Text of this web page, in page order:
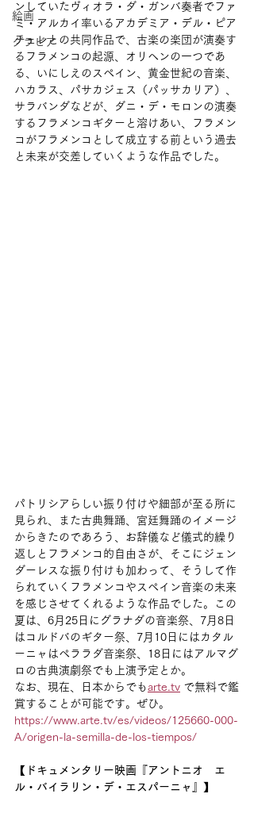
絵画
グラビア
ンしていたヴィオラ・ダ・ガンバ奏者でファ
ミ・アルカイ率いるアカデミア・デル・ピア
チェレとの共同作品で、古楽の楽団が演奏す
るフラメンコの起源、オリヘンの一つであ
る、いにしえのスペイン、黄金世紀の音楽、
ハカラス、パサカジェス（パッサカリア）、
サラバンダなどが、ダニ・デ・モロンの演奏
するフラメンコギターと溶けあい、フラメン
コがフラメンコとして成立する前という過去
と未来が交差していくような作品でした。
パトリシアらしい振り付けや細部が至る所に
見られ、また古典舞踊、宮廷舞踊のイメージ
からきたのであろう、お辞儀など儀式的繰り
返しとフラメンコ的自由さが、そこにジェン
ダーレスな振り付けも加わって、そうして作
られていくフラメンコやスペイン音楽の未来
を感じさせてくれるような作品でした。この
夏は、6月25日にグラナダの音楽祭、7月8日
はコルドバのギター祭、7月10日にはカタル
ーニャはペララダ音楽祭、18日にはアルマグ
ロの古典演劇祭でも上演予定とか。
なお、現在、日本からでもarte.tv で無料で鑑
賞することが可能です。ぜひ。
https://www.arte.tv/es/videos/125660-000-
A/origen-la-semilla-de-los-tiempos/
【ドキュメンタリー映画『アントニオ　エ
ル・バイラリン・デ・エスパーニャ』】